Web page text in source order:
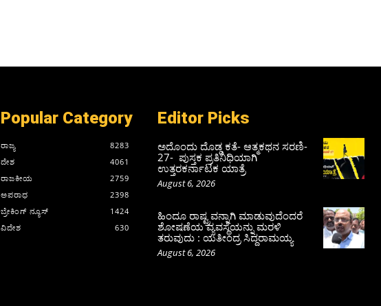
Popular Category
ರಾಜ್ಯ
8283
ದೇಶ
4061
ರಾಜಕೀಯ
2759
ಅಪರಾಧ
2398
ಬ್ರೇಕಿಂಗ್ ನ್ಯೂಸ್
1424
ವಿದೇಶ
630
Editor Picks
ಅದೊಂದು ದೊಡ್ಡ ಕತೆ- ಆತ್ಮಕಥನ ಸರಣಿ-
27- ಪುಸ್ತಕ ಪ್ರತಿನಿಧಿಯಾಗಿ
ಉತ್ತರಕರ್ನಾಟಕ ಯಾತ್ರೆ
August 6, 2026
ಹಿಂದೂ ರಾಷ್ಟ್ರವನ್ನಾಗಿ ಮಾಡುವುದೆಂದರೆ
ಶೋಷಣೆಯ ವ್ಯವಸ್ಥೆಯನ್ನು ಮರಳಿ
ತರುವುದು : ಯತೀಂದ್ರ ಸಿದ್ದರಾಮಯ್ಯ
August 6, 2026